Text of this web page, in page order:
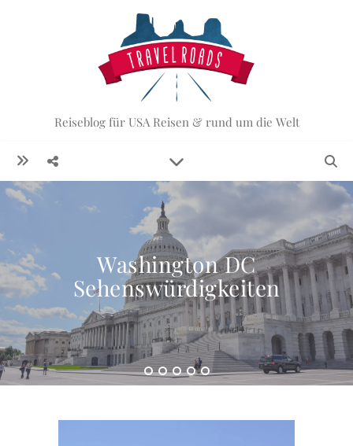
Reiseblog für USA Reisen & rund um die Welt
Washington DC
Sehenswürdigkeiten